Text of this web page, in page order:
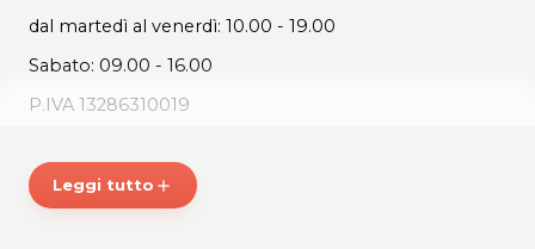
dal martedì al venerdì: 10.00 - 19.00
Sabato: 09.00 - 16.00
P.IVA 13286310019
acquisto scrivi a posta@sharinapp.com.
Leggi tutto add